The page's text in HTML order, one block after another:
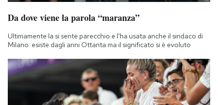
Da dove viene la parola “maranza”
Ultimamente la si sente parecchio e l'ha usata anche il sindaco di
Milano: esiste dagli anni Ottanta ma il significato si è evoluto